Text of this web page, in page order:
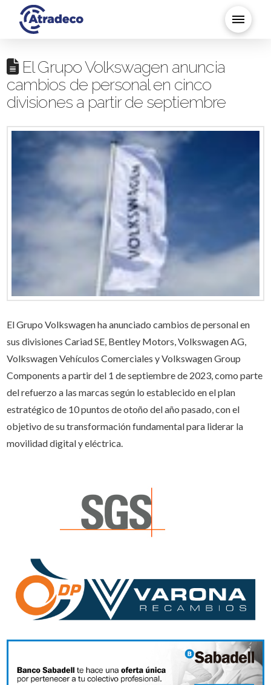
El Grupo Volkswagen anuncia
cambios de personal en cinco
divisiones a partir de septiembre
El Grupo Volkswagen ha anunciado cambios de personal en
sus divisiones Cariad SE, Bentley Motors, Volkswagen AG,
Volkswagen Vehículos Comerciales y Volkswagen Group
Components a partir del 1 de septiembre de 2023, como parte
del refuerzo a las marcas según lo establecido en el plan
estratégico de 10 puntos de otoño del año pasado, con el
objetivo de su transformación fundamental para liderar la
movilidad digital y eléctrica.